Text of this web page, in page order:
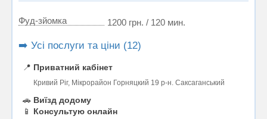
Фуд-зйомка 1200 грн. / 120 мин.
➡️ Усі послуги та ціни (12)
📍 Приватний кабінет
Кривий Ріг, Мікрорайон Горняцкий 19 р-н. Саксаганський
🚗 Виїзд додому
📱
Консультую онлайн